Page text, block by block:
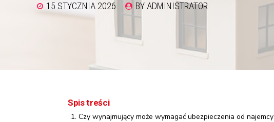
15 STYCZNIA 2026 BY ADMINISTRATOR
Spis treści
Czy wynajmujący może wymagać ubezpieczenia od najemcy